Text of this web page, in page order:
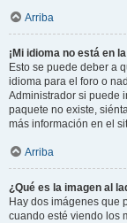
Arriba
¡Mi idioma no está en
Esto se puede deber a
idioma para el foro o
Administrador si puede
paquete no existe,
más información en el
Arriba
¿Qué es la imagen al
Hay dos imágenes que
cuando esté viendo los